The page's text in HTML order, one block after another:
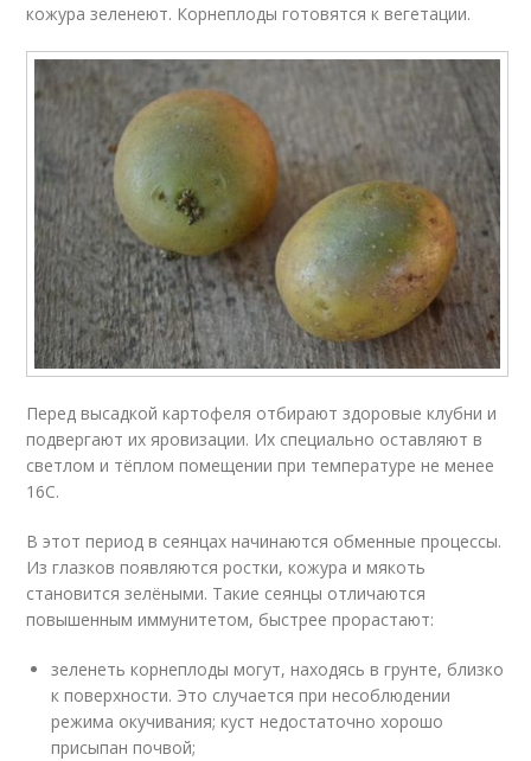
кожура зеленеют. Корнеплоды готовятся к вегетации.
Перед высадкой картофеля отбирают здоровые клубни и
подвергают их яровизации. Их специально оставляют в
светлом и тёплом помещении при температуре не менее
16С.
В этот период в сеянцах начинаются обменные процессы.
Из глазков появляются ростки, кожура и мякоть
становится зелёными. Такие сеянцы отличаются
повышенным иммунитетом, быстрее прорастают:
зеленеть корнеплоды могут, находясь в грунте, близко
к поверхности. Это случается при несоблюдении
режима окучивания; куст недостаточно хорошо
присыпан почвой;